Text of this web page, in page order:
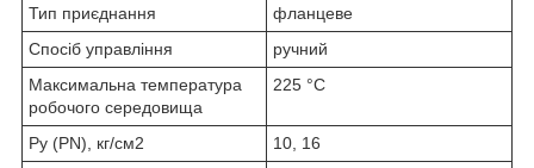
Тип приєднання
фланцеве
Спосіб управління
ручний
Максимальна температура
робочого середовища
225 °C
Ру (PN), кг/см2
10, 16